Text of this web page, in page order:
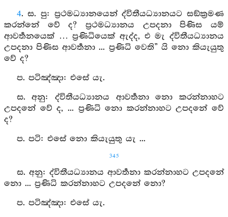
4. ස. පු: ප්‍රථමධ්‍යානයෙන් ද්විතීයධ්‍යානයට සඞ්ක්‍රමණ
කරන්නේ වේ ද? ප්‍රථමධ්‍යානය උපදනා පිණිස යම්
ආවර්‍තනයෙක් … ප්‍රණිධියෙක් ඇද්ද, එ මැ ද්විතීයධ්‍යානය
උපදනා පිණිස ආවර්‍තනා ... ප්‍රණිධි වෙති” යි නො කියැයුතු
වේ ද?
ප. පටිඤ්‍ඤා: එසේ යැ.
ස. අනු: ද්විතීයධ්‍යානය ආවර්‍තනා නො කරන්නාහට
උපදනේ වේ ද, ... ප්‍රණිධි නො කරන්නාහට උපදනේ වේ
ද?
ප. පටි: එසේ නො කියැයුතු යැ ...
345
ස. අනු: ද්විතීයධ්‍යානය ආවර්‍තනා කරන්නාහට උපදනේ
නො ... ප්‍රණිධි කරන්නාහට උපදනේ නො?
ප. පටිඤ්‍ඤා: එසේ යැ.